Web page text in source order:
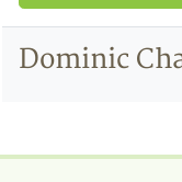
Dominic